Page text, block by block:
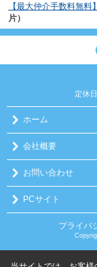
【最大仲介手数料無
片）
定休
ホーム
会社概要
お問い合わせ
PCサイト
プライバ